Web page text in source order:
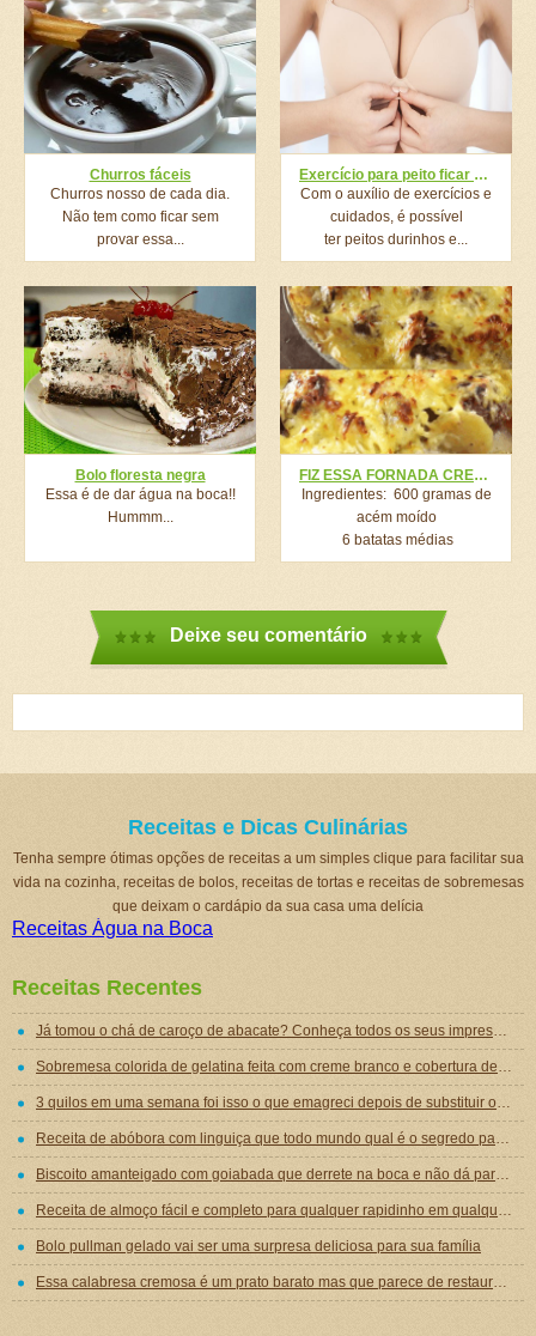
Churros fáceis
Churros nosso de cada dia.
Não tem como ficar sem
provar essa...
Exercício para peito ficar durinho e empinado
Com o auxílio de exercícios e
cuidados, é possível
ter peitos durinhos e...
Bolo floresta negra
Essa é de dar água na boca!!
Hummm...
FIZ ESSA FORNADA CREMOSA E TODO MUNDO AMOU! E EU MAIS AINDA, POIS É MUITO FÁCIL E PRÁTICO!
Ingredientes: 600 gramas de
acém moído
6 batatas médias
1 cebola grande picada 200
Deixe seu comentário
Receitas e Dicas Culinárias
Tenha sempre ótimas opções de receitas a um simples clique para facilitar sua
vida na cozinha, receitas de bolos, receitas de tortas e receitas de sobremesas
que deixam o cardápio da sua casa uma delícia
Receitas Água na Boca
Receitas Recentes
Já tomou o chá de caroço de abacate? Conheça todos os seus impressionantes benefícios!
Sobremesa colorida de gelatina feita com creme branco e cobertura de mousse de gelatina
3 quilos em uma semana foi isso o que emagreci depois de substituir o jantar por essa sopa emagrecedora
Receita de abóbora com linguiça que todo mundo qual é o segredo para ficar tão gostosa
Biscoito amanteigado com goiabada que derrete na boca e não dá para comer um só
Receita de almoço fácil e completo para qualquer rapidinho em qualquer dia da semana
Bolo pullman gelado vai ser uma surpresa deliciosa para sua família
Essa calabresa cremosa é um prato barato mas que parece de restaurante chique de tão gostoso